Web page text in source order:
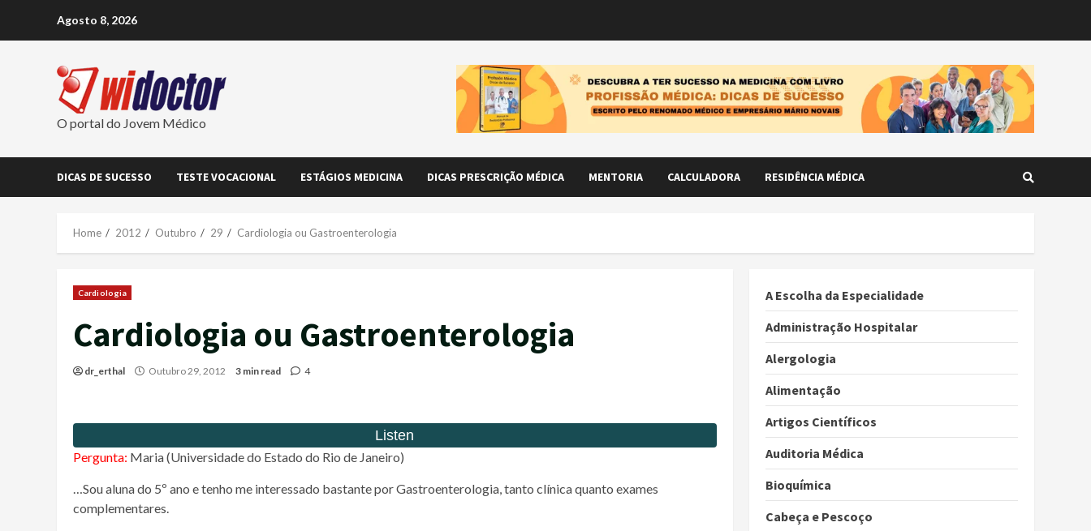
Agosto 8, 2026
O portal do Jovem Médico
DICAS DE SUCESSO TESTE VOCACIONAL ESTÁGIOS MEDICINA DICAS PRESCRIÇÃO MÉDICA MENTORIA CALCULADORA RESIDÊNCIA MÉDICA
Home 2012 Outubro 29 Cardiologia ou Gastroenterologia
Cardiologia
Cardiologia ou Gastroenterologia
dr_erthal Outubro 29, 2012 3 min read 4
Pergunta: Maria (Universidade do Estado do Rio de Janeiro)
…Sou aluna do 5º ano e tenho me interessado bastante por Gastroenterologia, tanto clínica quanto exames
complementares.
A Escolha da Especialidade
Administração Hospitalar
Alergologia
Alimentação
Artigos Científicos
Auditoria Médica
Bioquímica
Cabeça e Pescoço